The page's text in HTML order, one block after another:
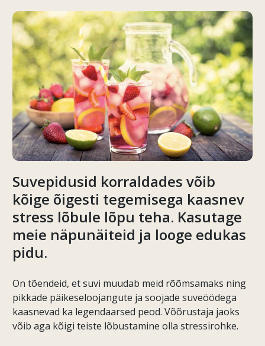
Suvepidusid korraldades võib
kõige õigesti tegemisega kaasnev
stress lõbule lõpu teha. Kasutage
meie näpunäiteid ja looge edukas
pidu.
On tõendeid, et suvi muudab meid rõõmsamaks ning
pikkade päikeseloojangute ja soojade suveöödega
kaasnevad ka legendaarsed peod. Võõrustaja jaoks
võib aga kõigi teiste lõbustamine olla stressirohke.